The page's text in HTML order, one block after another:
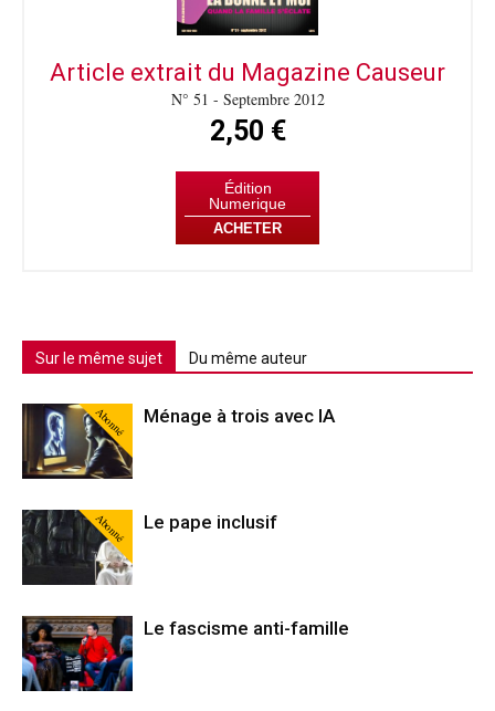
Article extrait du Magazine Causeur
N° 51 - Septembre 2012
2,50 €
Édition
Numerique
ACHETER
Sur le même sujet Du même auteur
Abonné Ménage à trois avec IA
Abonné Le pape inclusif
Le fascisme anti-famille